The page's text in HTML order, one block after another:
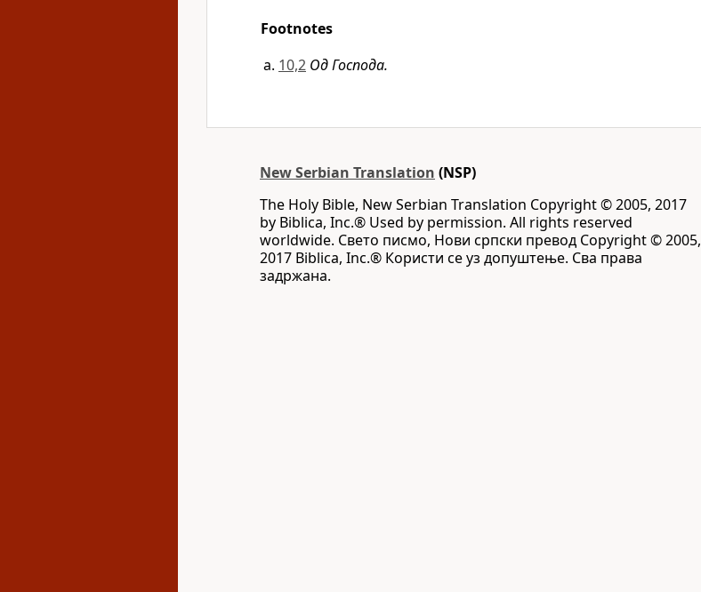
Footnotes
10,2 Од Господа.
New Serbian Translation (NSP)
The Holy Bible, New Serbian Translation Copyright © 2005, 2017
by Biblica, Inc.® Used by permission. All rights reserved
worldwide. Свето писмо, Нови српски превод Copyright © 2005,
2017 Biblica, Inc.® Користи се уз допуштење. Сва права
задржана.